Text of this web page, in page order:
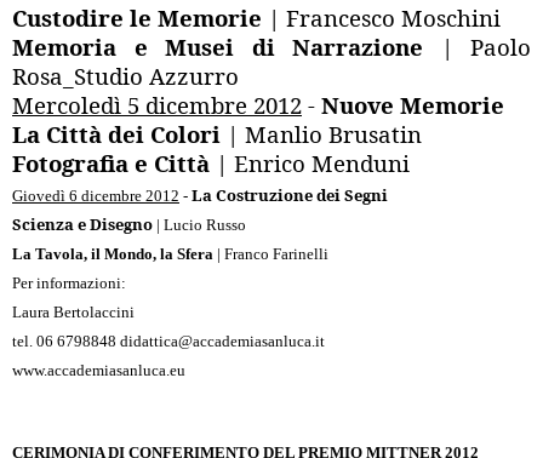
Custodire le Memorie | Francesco Moschini
Memoria e Musei di Narrazione | Paolo
Rosa_Studio Azzurro
Mercoledì 5 dicembre 2012 - Nuove Memorie
La Città dei Colori | Manlio Brusatin
Fotografia e Città | Enrico Menduni
Giovedì 6 dicembre 2012 - La Costruzione dei Segni
Scienza e Disegno | Lucio Russo
La Tavola, il Mondo, la Sfera | Franco Farinelli
Per informazioni:
Laura Bertolaccini
tel. 06 6798848 didattica@accademiasanluca.it
www.accademiasanluca.eu
CERIMONIA DI CONFERIMENTO DEL PREMIO MITTNER 2012